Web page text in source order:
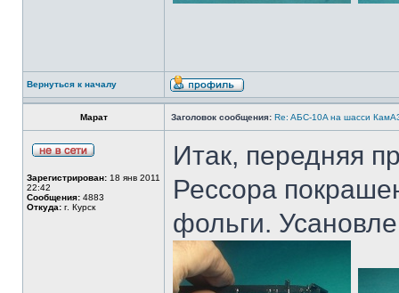
Вернуться к началу
Марат Заголовок сообщения: Re: AБС-10A на шасси
Зарегистрирован: 18 янв 2011
22:42
Сообщения: 4883
Откуда: г. Курск
Итак, передняя
Рессора
фольги.